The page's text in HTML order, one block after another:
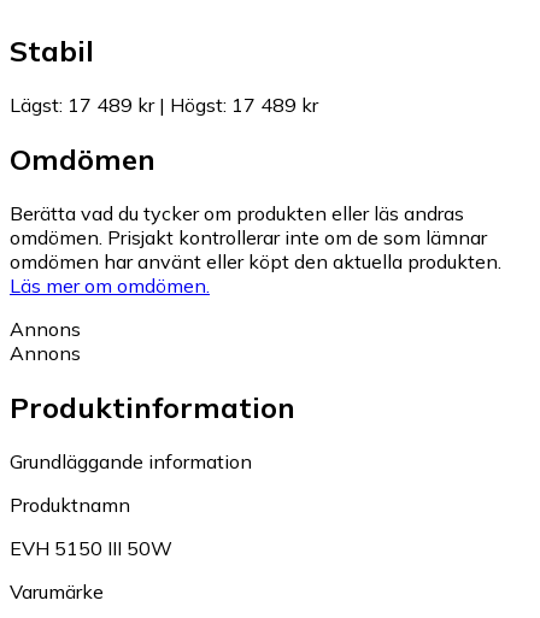
Stabil
Lägst: 17 489 kr| Högst: 17 489 kr
Omdömen
Berätta vad du tycker om produkten eller läs andras
omdömen. Prisjakt kontrollerar inte om de som lämnar
omdömen har använt eller köpt den aktuella produkten.
Läs mer om omdömen.
Annons
Annons
Produktinformation
Grundläggande information
Produktnamn
EVH 5150 III 50W
Varumärke